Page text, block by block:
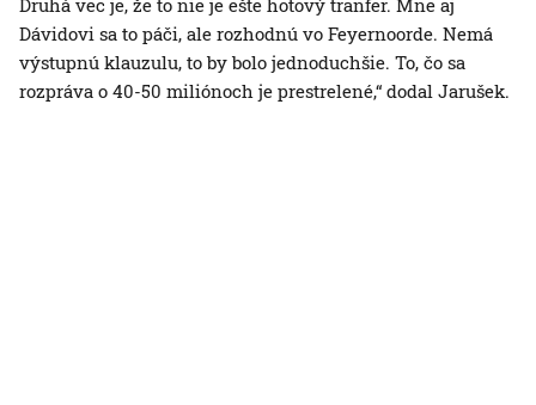
Druhá vec je, že to nie je ešte hotový tranfer. Mne aj
Dávidovi sa to páči, ale rozhodnú vo Feyernoorde. Nemá
výstupnú klauzulu, to by bolo jednoduchšie. To, čo sa
rozpráva o 40-50 miliónoch je prestrelené,“ dodal Jarušek.